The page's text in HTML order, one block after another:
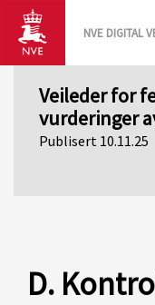
NVE DIGITAL
Veileder for
vurderinger
Publisert 10.11.25
D.